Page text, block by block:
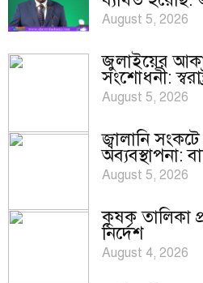
August 5, 2026
জুলাইয়ের
সংশোধনী:
August 5, 2026
জ্বালানি
অব্যবস্থাপনা:
August 5, 2026
কৃষক তালিকা
নির্দেশ
August 4, 2026